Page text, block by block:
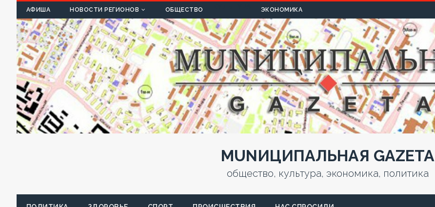
АФИША НОВОСТИ РЕГИОНОВ ОБЩЕСТВО ЭКОНОМИКА
MUNИЦИПАЛЬНАЯ GAZЕТА
общество, культура, экономика, политика